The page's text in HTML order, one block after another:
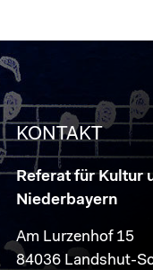
KONTAKT
Referat für Kultur
Niederbayern
Am Lurzenhof 15
84036 Landshut-